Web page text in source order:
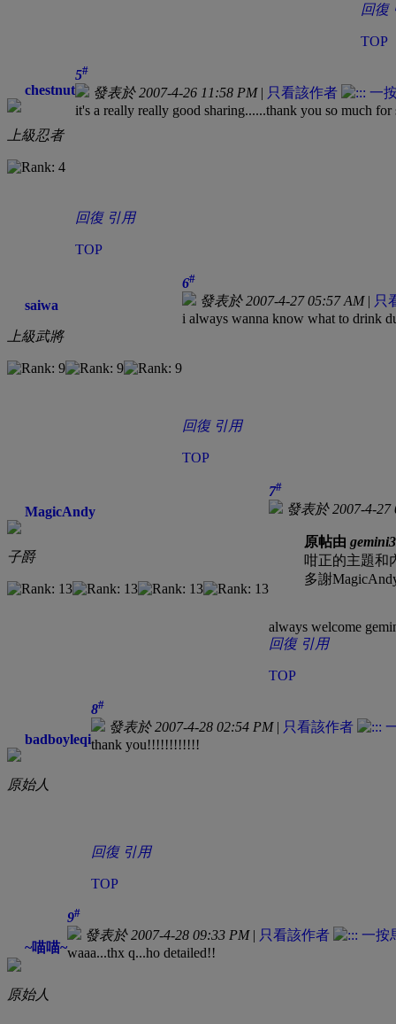
回復
TOP
chestnut
上級忍者
5#
發表於 2007-4-26 11:58 PM| 只看該作者
it's a really really good sharing......thank you so much
回復 引用
TOP
saiwa
上級武將
6#
發表於 2007-4-27 05:57 AM| 只
i always wanna know what to drink
回復 引用
TOP
MagicAndy
子爵
7#
發表於 2007-4-27
原帖由
咁正的主題和
多謝
always welcome
回復 引用
TOP
badboyleqi
原始人
8#
發表於 2007-4-28 02:54 PM| 只看該作者
thank you!!!!!!!!!!!!
回復 引用
TOP
~喵喵~
原始人
9#
發表於 2007-4-28 09:33 PM| 只看該作者
waaa...thx q...ho detailed!!